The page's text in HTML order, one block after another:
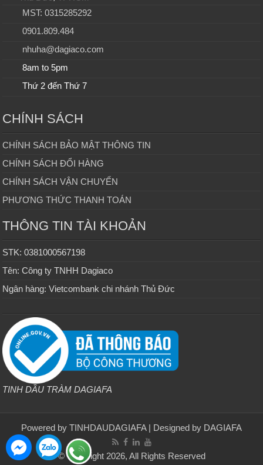
MST: 0315285292
0901.809.484
nhuha@dagiaco.com
8am to 5pm
Thứ 2 đến Thứ 7
CHÍNH SÁCH
CHÍNH SÁCH BẢO MẬT THÔNG TIN
CHÍNH SÁCH ĐỔI HÀNG
CHÍNH SÁCH VẬN CHUYỂN
PHƯƠNG THỨC THANH TOÁN
THÔNG TIN TÀI KHOẢN
STK: 0381000567198
Tên: Công ty TNHH Dagiaco
Ngân hàng: Vietcombank chi nhánh Thủ Đức
TINH DẦU TRÀM DAGIAFA
Powered by TINHDAUDAGIAFA| Designed by DAGIAFA
© Copyright 2026, All Rights Reserved